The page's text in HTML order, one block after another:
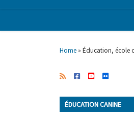
Home » Éducation, école
ÉDUCATION CANINE